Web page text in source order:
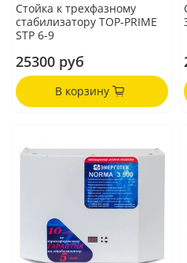
Стойка к трехфазному
стабилизатору TOP-PRIME
STP 6-9
25300 руб
В корзину